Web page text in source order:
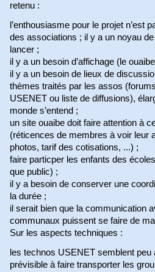
retenu :
l’enthousiasme pour le projet n’est
des associations ; il y a un noyau
lancer ;
il y a un besoin d’affichage (le
il y a un besoin de lieux de
thèmes traités par les assos
USENET ou liste de diffusions),
monde s’entend ;
un site ouaibe doit faire attention à
(réticences de membres à voir leur
photos, tarif des cotisations, ...) ;
faire particper les enfants des
que public) ;
il y a besoin de conserver une
la durée ;
il serait bien que la communication
communaux puissent se faire de
Sur les aspects techniques :
les technos USENET semblent peu
prévisible à faire transporter les